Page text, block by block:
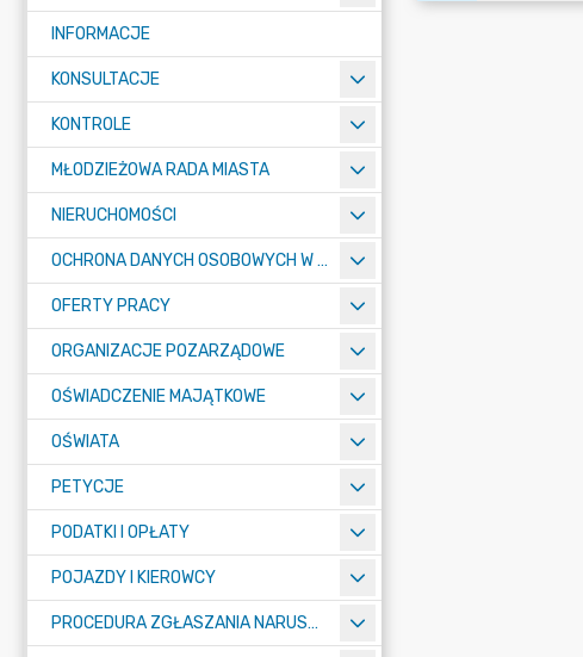
INFORMACJE
KONSULTACJE
KONTROLE
MŁODZIEŻOWA RADA MIASTA
NIERUCHOMOŚCI
OCHRONA DANYCH OSOBOWYCH W URZĘDZIE MIASTA ŻORY - RODO
OFERTY PRACY
ORGANIZACJE POZARZĄDOWE
OŚWIADCZENIE MAJĄTKOWE
OŚWIATA
PETYCJE
PODATKI I OPŁATY
POJAZDY I KIEROWCY
PROCEDURA ZGŁASZANIA NARUSZEŃ PRAWA